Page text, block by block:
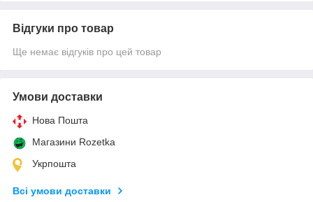
Відгуки про товар
Ще немає відгуків про цей товар
Умови доставки
Нова Пошта
Магазини Rozetka
Укрпошта
Всі умови доставки